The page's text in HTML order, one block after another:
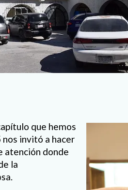
que hemos
invitó a hacer
atención donde
la